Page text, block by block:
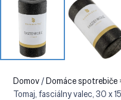
Domov/Domáce spotrebiče
Tomaj, fasciálny valec, 30 x